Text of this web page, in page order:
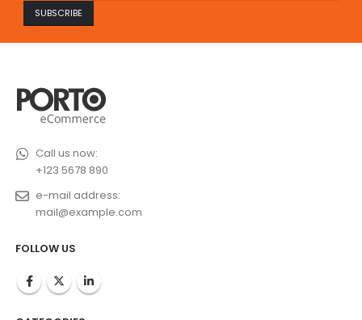
Call us now:
+123 5678 890
e-mail address:
mail@example.com
FOLLOW US